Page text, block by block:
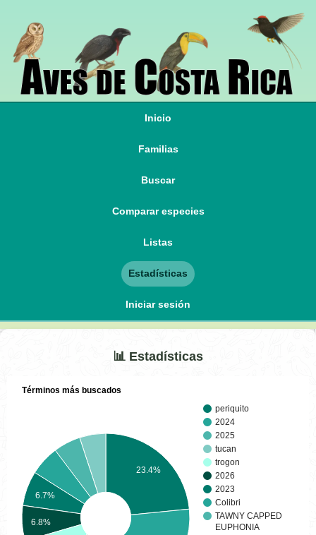
Inicio
Familias
Buscar
Comparar especies
Listas
Estadísticas
Iniciar sesión
📊 Estadísticas
Términos más buscados
periquito
2024
2025
tucan
trogon
2026
2023
Colibri
TAWNY CAPPED
EUPHONIA
23.4%
6.7%
6.8%